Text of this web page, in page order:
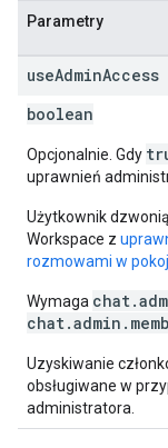
Parametry
useAdminAccess
boolean
Opcjonalnie. Gdy
uprawnień
Użytkownik
Workspace z
rozmowami w
Wymaga
Uzyskiwanie
obsługiwane w
administratora.